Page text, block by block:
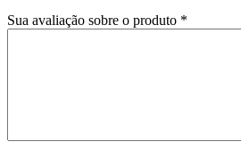
Sua avaliação sobre o produto *